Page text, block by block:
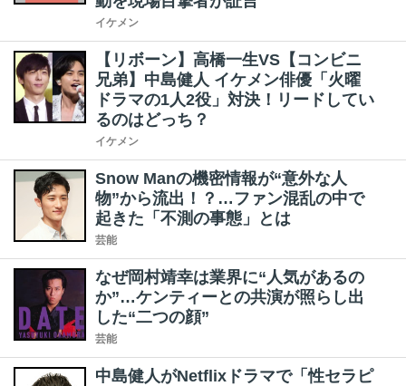
イケメン
【リボーン】高橋一生VS【コンビニ
兄弟】中島健人 イケメン俳優「火曜
ドラマの1人2役」対決！リードしてい
るのはどっち？
イケメン
Snow Manの機密情報が“意外な人
物”から流出！？…ファン混乱の中で
起きた「不測の事態」とは
芸能
なぜ岡村靖幸は業界に“人気があるの
か”…ケンティーとの共演が照らし出
した“二つの顔”
芸能
中島健人がNetflixドラマで「性セラピ